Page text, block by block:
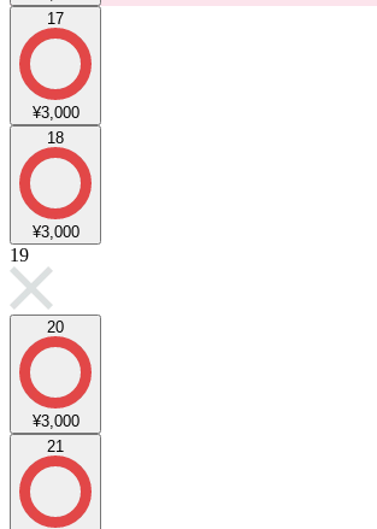
17
¥3,000
18
¥3,000
19
20
¥3,000
21